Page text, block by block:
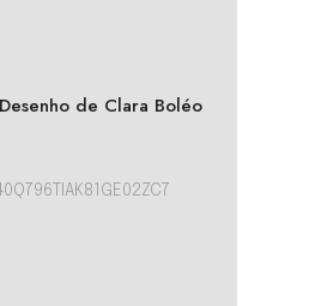
de Clara Boléo